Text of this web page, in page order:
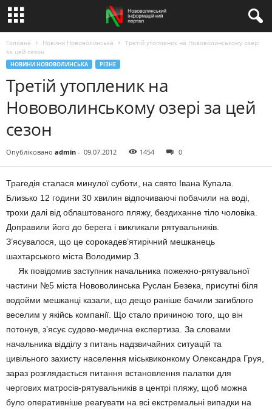
Головна Новини Нововолинська
Третій утопленик на Нововолинському озері
за цей сезон
НОВИНИ НОВОВОЛИНСЬКА РІЗНЕ
Третій утопленик на
Нововолинському озері за цей
сезон
Опубліковано admin - 09.07.2012 1454 0
Трагедія сталася минулої суботи, на свято Івана Купала.
Близько 12 години 30 хвилин відпочиваючі побачили на воді,
трохи далі від облаштованого пляжу, бездиханне тіло чоловіка.
Доправили його до берега і викликали рятувальників.
З’ясувалося, що це сорокадев’ятирічний мешканець
шахтарського міста Володимир З.
Як повідомив заступник начальника пожежно-рятувальної
частини №5 міста Нововолинська Руслан Безека, присутні біля
водойми мешканці казали, що дещо раніше бачили загиблого
веселим у якійсь компанії. Що стало причиною того, що він
потонув, з’ясує судово-медична експертиза. За словами
начальника відділу з питань надзвичайних ситуацій та
цивільного захисту населення міськвиконкому Олександра Груя,
зараз розглядається питання встановлення палатки для
чергових матросів-рятувальників в центрі пляжу, щоб можна
було оперативніше реагувати на всі екстремальні випадки на